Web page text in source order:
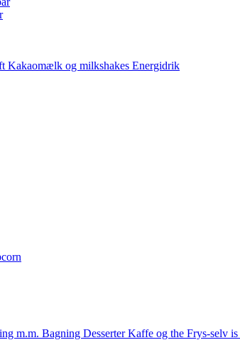
Kakaomælk og milkshakes Energidrik
m.m. Bagning DesserterKaffe og the Frys-selv is